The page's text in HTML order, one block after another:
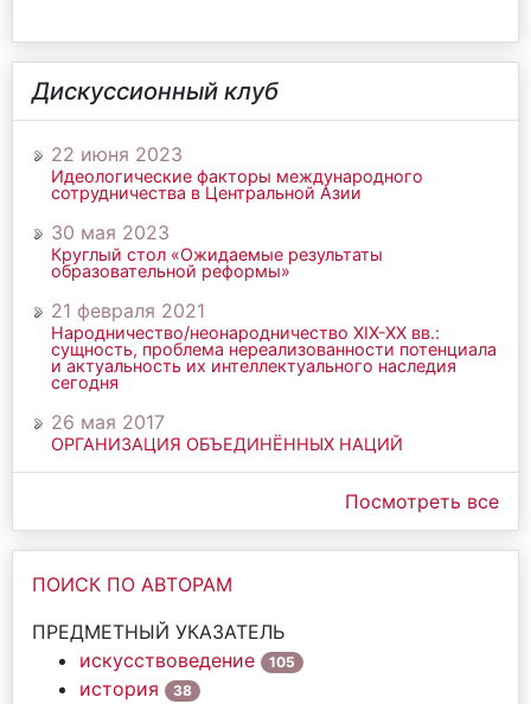
Дискуссионный клуб
22 июня 2023
Идеологические факторы международного
сотрудничества в Центральной Азии
30 мая 2023
Круглый стол «Ожидаемые результаты
образовательной реформы»
21 февраля 2021
Народничество/неонародничество ХIХ-ХХ вв.:
сущность, проблема нереализованности потенциала
и актуальность их интеллектуального наследия
сегодня
26 мая 2017
ОРГАНИЗАЦИЯ ОБЪЕДИНЁННЫХ НАЦИЙ
Посмотреть все
ПОИСК ПО АВТОРАМ
ПРЕДМЕТНЫЙ УКАЗАТЕЛЬ
искусствоведение
105
история 38